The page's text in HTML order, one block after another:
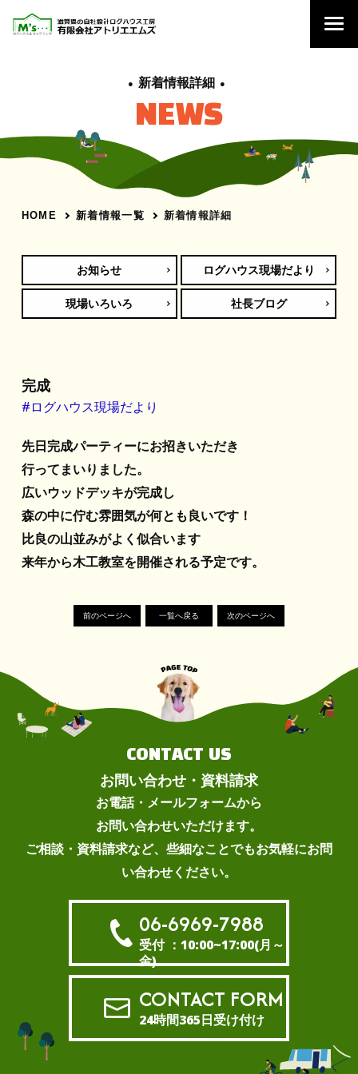
新着情報詳細
NEWS
HOME 新着情報一覧 新着情報詳細
お知らせ ログハウス現場だより
現場いろいろ 社長ブログ
完成
#ログハウス現場だより
先日完成パーティーにお招きいただき
行ってまいりました。
広いウッドデッキが完成し
森の中に佇む雰囲気が何とも良いです！
比良の山並みがよく似合います
来年から木工教室を開催される予定です。
前のページへ 一覧へ戻る 次のページへ
CONTACT US
お問い合わせ・資料請求
お電話・メールフォームから
お問い合わせいただけます。
ご相談・資料請求など、些細なことでもお気軽にお問
い合わせください。
06-6969-7988
受付 ：10:00~17:00(月～
金)
CONTACT FORM
24時間365日受け付け